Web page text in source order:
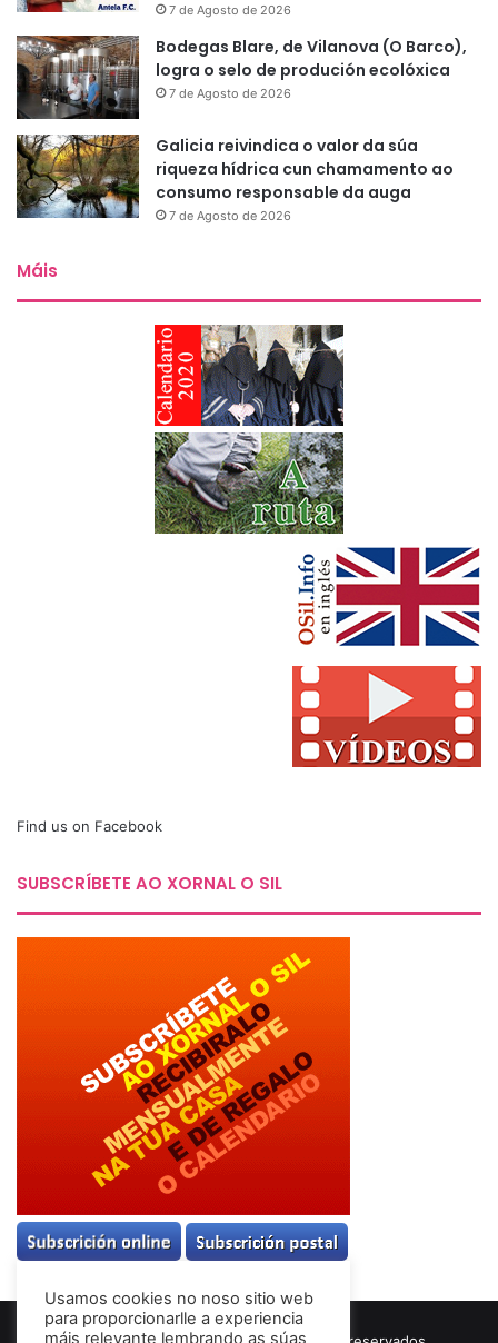
7 de Agosto de 2026
Bodegas Blare, de Vilanova (O Barco),
logra o selo de produción ecolóxica
7 de Agosto de 2026
Galicia reivindica o valor da súa
riqueza hídrica cun chamamento ao
consumo responsable da auga
7 de Agosto de 2026
Máis
Find us on Facebook
SUBSCRÍBETE AO XORNAL O SIL
Usamos cookies no noso sitio web
para proporcionarlle a experiencia
máis relevante lembrando as súas